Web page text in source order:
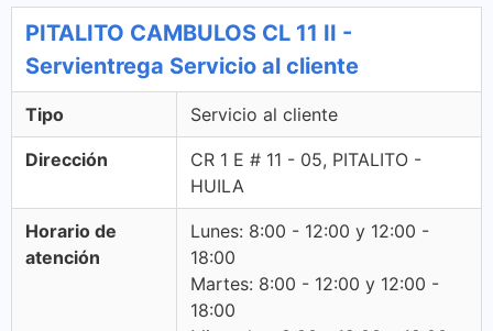
PITALITO CAMBULOS CL 11 II -
Servientrega Servicio al cliente
Tipo Servicio al cliente
Dirección
CR 1 E # 11 - 05, PITALITO -
HUILA
Horario de
atención
Lunes: 8:00 - 12:00 y 12:00 -
18:00
Martes: 8:00 - 12:00 y 12:00 -
18:00